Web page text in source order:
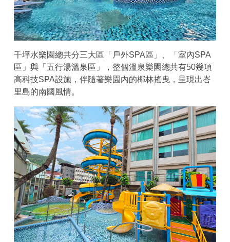
千坪水樂園總共分三大區「戶外SPA區」、「室內SPA
區」與「五行湯溫泉區」，整個溫泉樂園總共有50幾項
高科技SPA設施，伴隨著樂園內的椰林搖曳，呈現出峇
里島的南國風情。